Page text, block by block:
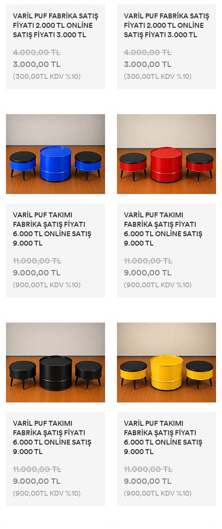
VARİL PUF FABRİKA SATIŞ
FİYATI 2.000 TL ONLİNE
SATIŞ FİYATI 3.000 TL
4.000,00 TL
3.000,00 TL
(300,00TL KDV %10)
VARİL PUF FABRİKA SATIŞ
FİYATI 2.000 TL ONLİNE
SATIŞ FİYATI 3.000 TL
4.000,00 TL
3.000,00 TL
(300,00TL KDV %10)
VARİL PUF TAKIMI
FABRİKA ŞATIŞ FİYATI
6.000 TL ONLİNE SATIŞ
9.000 TL
11.000,00 TL
9.000,00 TL
(900,00TL KDV %10)
VARİL PUF TAKIMI
FABRİKA ŞATIŞ FİYATI
6.000 TL ONLİNE SATIŞ
9.000 TL
11.000,00 TL
9.000,00 TL
(900,00TL KDV %10)
VARİL PUF TAKIMI
FABRİKA ŞATIŞ FİYATI
6.000 TL ONLİNE SATIŞ
9.000 TL
11.000,00 TL
9.000,00 TL
(900,00TL KDV %10)
VARİL PUF TAKIMI
FABRİKA ŞATIŞ FİYATI
6.000 TL ONLİNE SATIŞ
9.000 TL
11.000,00 TL
9.000,00 TL
(900,00TL KDV %10)